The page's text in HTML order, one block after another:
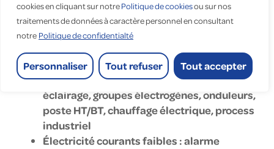
cookies en cliquant sur notrePolitique de cookiesou sur nos
traitements de données à caractère personnel en consultant
notre Politique de confidentialté
Personnaliser Tout refuser Tout accepter
Lumelec Projets
Électricité courants forts : distribution,
éclairage, groupes électrogènes, onduleurs,
poste HT/BT, chauffage électrique, process
industriel
Électricité courants faibles : alarme